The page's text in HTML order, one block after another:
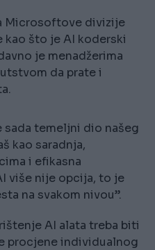
Microsoftove divizije
kao što je AI koderski
je menadžerima
da prate i
temeljni dio našeg
kao saradnja,
i efikasna
više nije opcija, to je
na svakom nivou”.
AI alata treba biti
procjene individualnog